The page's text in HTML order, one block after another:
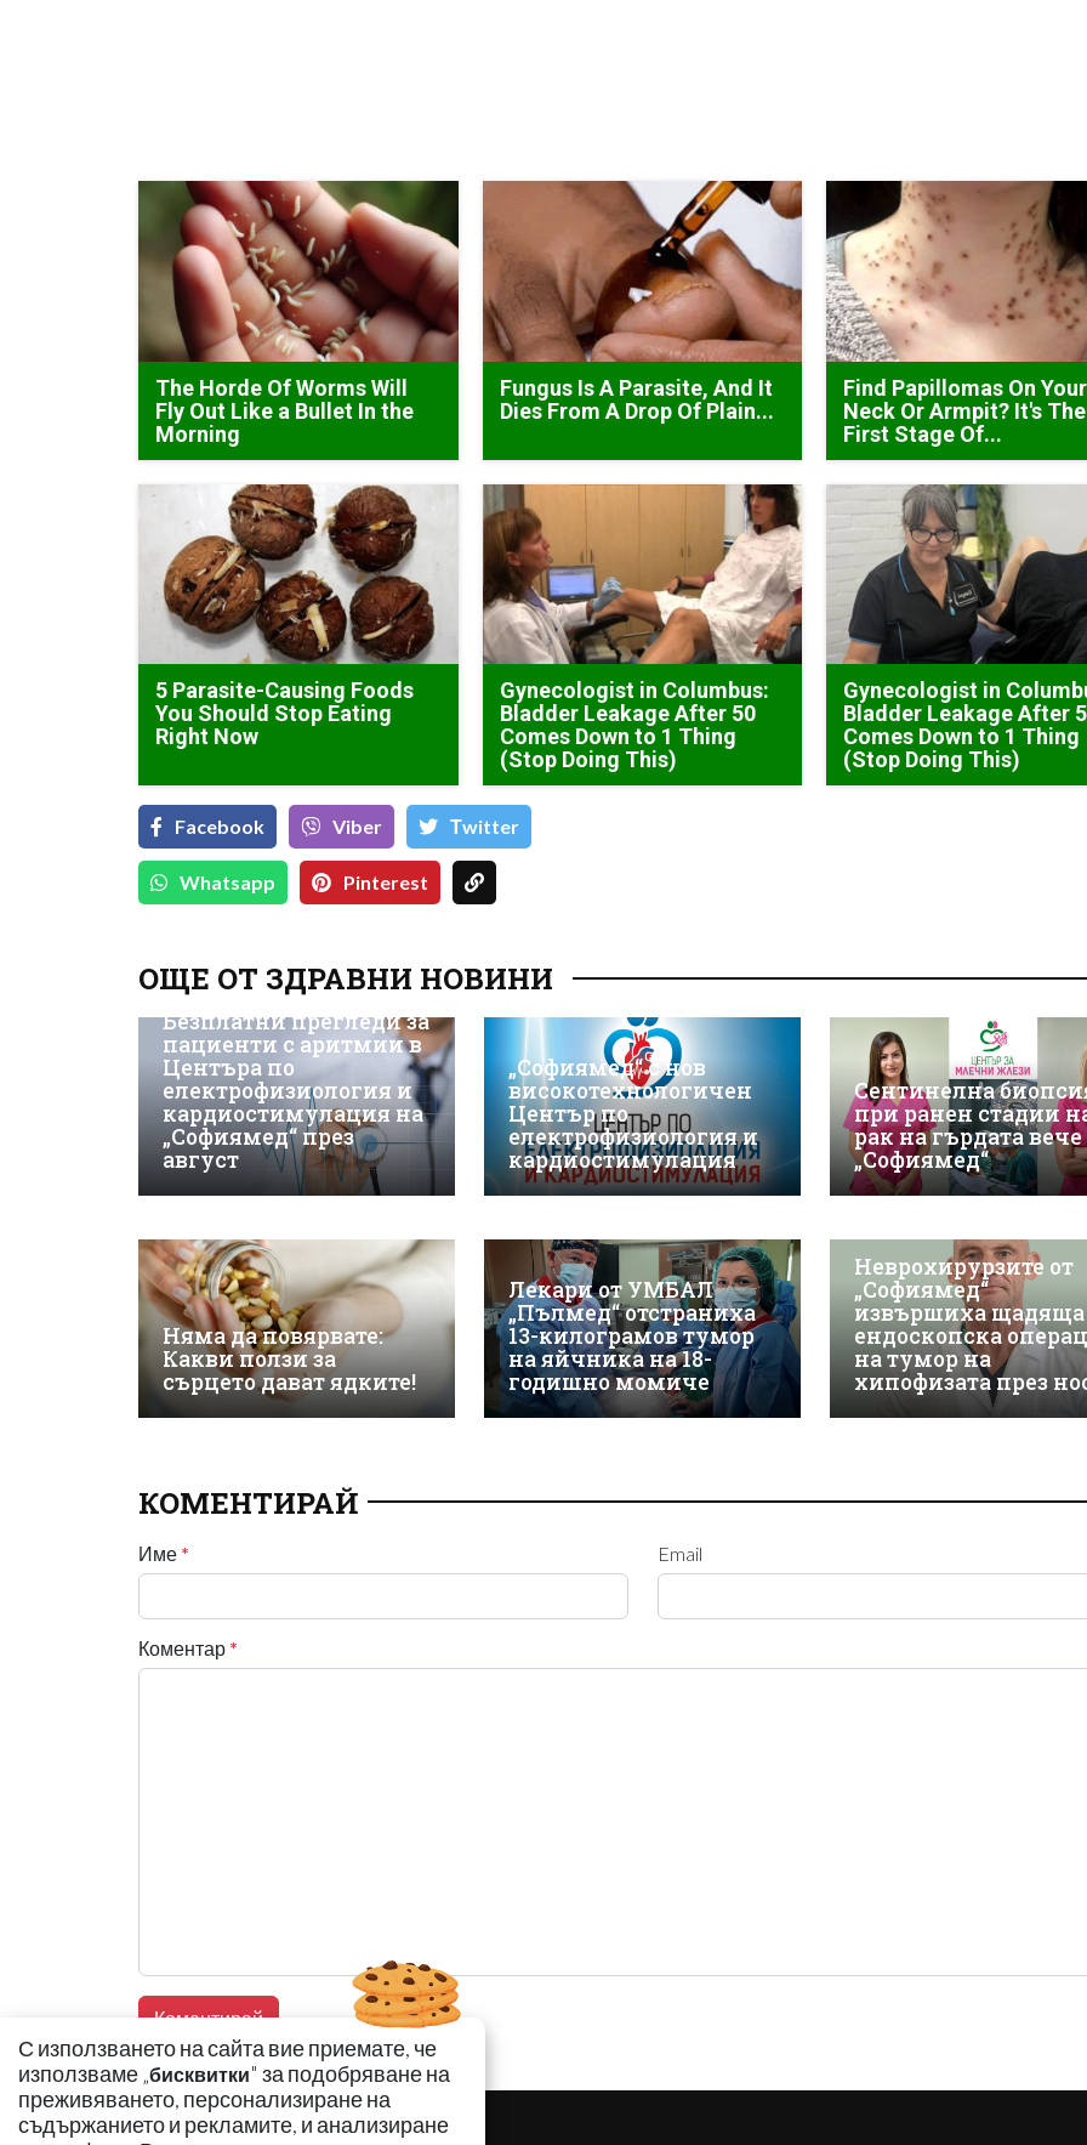
The Horde Of Worms Will
Fly Out Like a Bullet In the
Morning
Fungus Is A Parasite, And It
Dies From A Drop Of Plain...
Find Papillomas On Your
Neck Or Armpit? It's The
First Stage Of...
5 Parasite-Causing Foods
You Should Stop Eating
Right Now
Gynecologist in Columbus:
Bladder Leakage After 50
Comes Down to 1 Thing
(Stop Doing This)
Gynecologist in
Bladder Leakage After
Comes Down to 1 Thing
(Stop Doing This)
Facebook Viber Тwitter
Whatsapp Pinterest
ОЩЕ ОТ ЗДРАВНИ НОВИНИ
Безплатни прегледи за
пациенти с аритмии в
Центъра по
електрофизиология и
кардиостимулация на
„Софиямед“ през
август
„Софиямед“ с нов
високотехнологичен
Център по
електрофизиология и
кардиостимулация
Сентинелна
при ранен стадии
рак на гърдата
„Софиямед“
Няма да повярвате:
Какви ползи за
сърцето дават ядките!
Лекари от УМБАЛ
„Пълмед“ отстраниха
13-килограмов тумор
на яйчника на 18-
годишно момиче
Неврохирурзите от
„Софиямед“
извършиха щадяща
ендоскопска
на тумор на
хипофизата през
КОМЕНТИРАЙ
Име * Email
Коментар *
С използването на сайта вие приемате, че
използваме „бисквитки" за подобряване на
преживяването, персонализиране на
съдържанието и рекламите, и анализиране